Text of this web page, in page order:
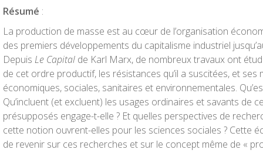
Résumé :
La production de masse est au cœur de l’organisation
des premiers développements du capitalisme industriel
Depuis Le Capital de Karl Marx, de nombreux travaux ont
de cet ordre productif, les résistances qu’il a suscitées, et ses
économiques, sociales, sanitaires et environnementales.
Qu’incluent (et excluent) les usages ordinaires et savants de
présupposés engage-t-elle ? Et quelles perspectives de
cette notion ouvrent-elles pour les sciences sociales ? Cette
de revenir sur ces recherches et sur le concept même de «